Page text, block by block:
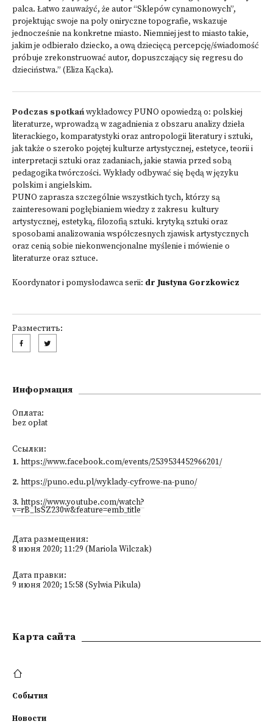
palca. Łatwo zauważyć, że autor “Sklepów cynamonowych”,
projektując swoje na poły oniryczne topografie, wskazuje
jednocześnie na konkretne miasto. Niemniej jest to miasto takie,
jakim je odbierało dziecko, a ową dziecięcą percepcję/świadomość
próbuje zrekonstruować autor, dopuszczający się regresu do
dzieciństwa.” (Eliza Kącka).
Podczas spotkańwykładowcy PUNO opowiedzą o: polskiej
literaturze, wprowadzą w zagadnienia z obszaru analizy dzieła
literackiego, komparatystyki oraz antropologii literatury i sztuki,
jak także o szeroko pojętej kulturze artystycznej, estetyce, teorii i
interpretacji sztuki oraz zadaniach, jakie stawia przed sobą
pedagogika twórczości. Wykłady odbywać się będą w języku
polskim i angielskim.
PUNO zaprasza szczególnie wszystkich tych, którzy są
zainteresowani pogłębianiem wiedzy z zakresu kultury
artystycznej, estetyką, filozofią sztuki. krytyką sztuki oraz
sposobami analizowania współczesnych zjawisk artystycznych
oraz cenią sobie niekonwencjonalne myślenie i mówienie o
literaturze oraz sztuce.
Koordynator i pomysłodawca serii: dr Justyna Gorzkowicz
Разместить:
Информация
Оплата:
bez opłat
Ссылки:
1. https://www.facebook.com/events/2539534452966201/
2. https://puno.edu.pl/wyklady-cyfrowe-na-puno/
3. https://www.youtube.com/watch?
v=rB_lsSZ230w&feature=emb_title
Дата размещения:
8 июня 2020; 11:29 (Mariola Wilczak)
Дата правки:
9 июня 2020; 15:58 (Sylwia Pikula)
Kарта сайта
События
Новости